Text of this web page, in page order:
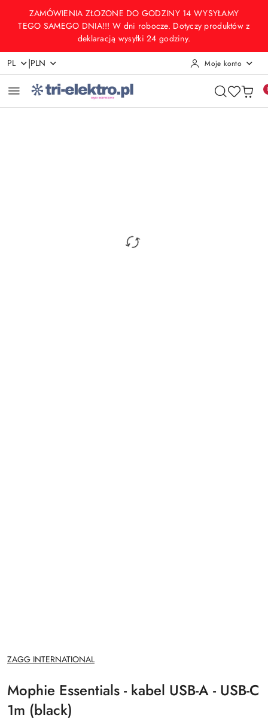
Przejdź do treści głównej
Przejdź do wyszukiwarki
Przejdź do moje konto
Przejdź do menu głównego
Przejdź do opisu produktu
Przejdź do stopki
ZAMÓWIENIA ZŁOZONE DO GODZINY 14 WYSYŁAMY
TEGO SAMEGO DNIA!!! W dni robocze. Dotyczy produktów z
deklaracją wysyłki 24 godziny.
PL |PLN Moje konto
NAZWA
PRODUCENTA:
ZAGG INTERNATIONAL
Mophie Essentials - kabel USB-A - USB-C
1m (black)